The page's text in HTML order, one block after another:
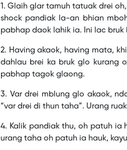
1. Glaih glar tamuh tatuak drei
shock pandiak la-an bhian
pabhap daok lahik ia. Ini lac
2. Having akaok, having mata,
dahlau brei ka bruk glo kurang
pabhap tagok glaong.
3. Var drei mblung glo akaok,
“var drei di thun taha”. Urang
4. Kalik pandiak thu, oh patuh ia
urang taha oh patuh ia hauk,